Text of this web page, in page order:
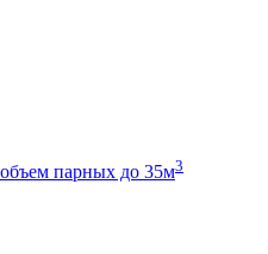
объем парных до 35м3